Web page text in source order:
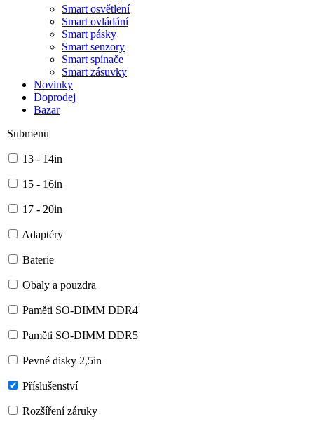
Smart osvětlení
Smart ovládání
Smart pásky
Smart senzory
Smart spínače
Smart zásuvky
Novinky
Doprodej
Bazar
Submenu
13 - 14in
15 - 16in
17 - 20in
Adaptéry
Baterie
Obaly a pouzdra
Paměti SO-DIMM DDR4
Paměti SO-DIMM DDR5
Pevné disky 2,5in
Příslušenství
Rozšíření záruky